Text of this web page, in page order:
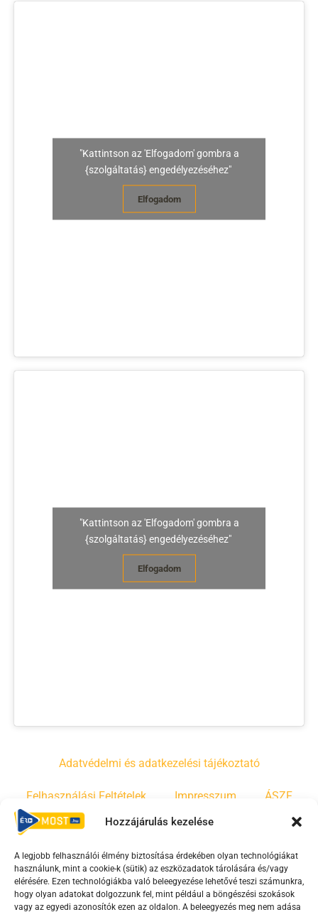
Hozzájárulás kezelése
A legjobb felhasználói élmény biztosítása érdekében olyan technológiákat
használunk, mint a cookie-k (sütik) az eszközadatok tárolására és/vagy
elérésére. Ezen technológiákba való beleegyezése lehetővé teszi számunkra,
hogy olyan adatokat dolgozzunk fel, mint például a böngészési szokások
vagy az egyedi azonosítók ezen az oldalon. A beleegyezés meg nem adása
"Kattintson az 'Elfogadom' gombra a
{szolgáltatás} engedélyezéséhez"
Elfogadom
"Kattintson az 'Elfogadom' gombra a
{szolgáltatás} engedélyezéséhez"
Elfogadom
Adatvédelmi és adatkezelési tájékoztató
Felhasználási Feltételek Impresszum ÁSZF
Irányelvek Moderálási szabályzat
F
a
Y
o
T
i